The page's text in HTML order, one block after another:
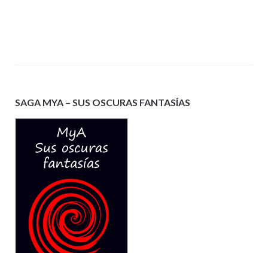
SAGA MYA – SUS OSCURAS FANTASÍAS